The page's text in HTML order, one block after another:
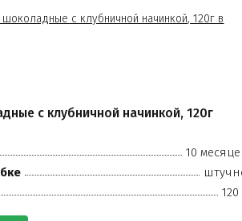
с клубничной начинкой, 120г
10
120